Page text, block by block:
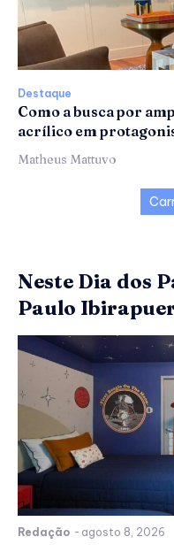
Destaque
Como a busca por
acrílico em
Matheus Mattuvo
Neste Dia dos
Paulo
Redação - agosto 8, 2026